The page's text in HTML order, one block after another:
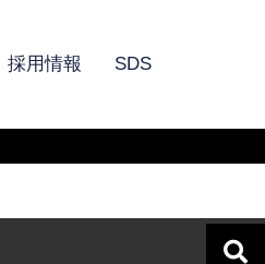
採用情報 SDS